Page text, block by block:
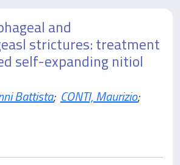
and
strictures: treatment
self-expanding nitiol
Battista; CONTI, Maurizio;